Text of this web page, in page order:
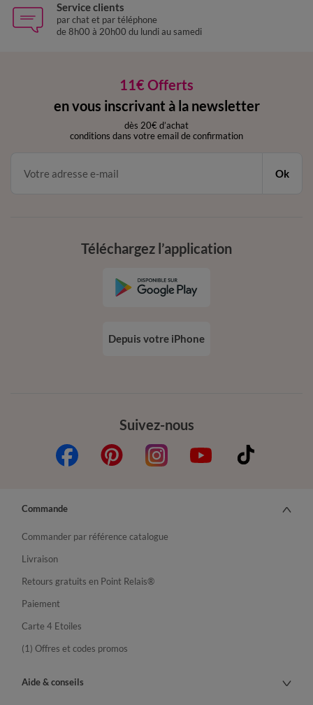
Service clients
par chat et par téléphone
de 8h00 à 20h00 du lundi au samedi
11€ Offerts
en vous inscrivant à la newsletter
dès 20€ d’achat
conditions dans votre email de confirmation
Ok
Suivez-nous
Téléchargez l’application
Depuis votre iPhone
Commande
Commander par référence catalogue
Livraison
Retours gratuits en Point Relais®
Paiement
Carte 4 Etoiles
(1) Offres et codes promos
Aide & conseils